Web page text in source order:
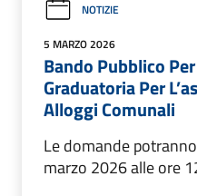
NOTIZIE
5 MARZO 2026
Bando Pubblico
Graduatoria Per
Alloggi Comunali
Le domande
marzo 2026 alle ore